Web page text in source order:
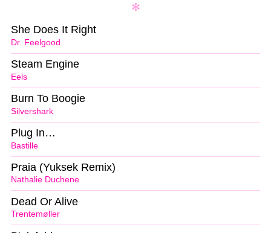
Dr. Feelgood
She Does It Right
Eels
Steam Engine
Silvershark
Burn To Boogie
Bastille
Plug In…
Nathalie Duchene
Praia (Yuksek Remix)
Trentemøller
Dead Or Alive